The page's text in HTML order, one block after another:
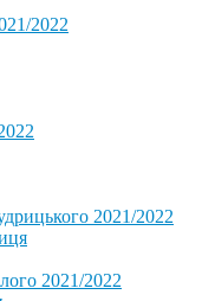
2022
2021/2022
2021/2022